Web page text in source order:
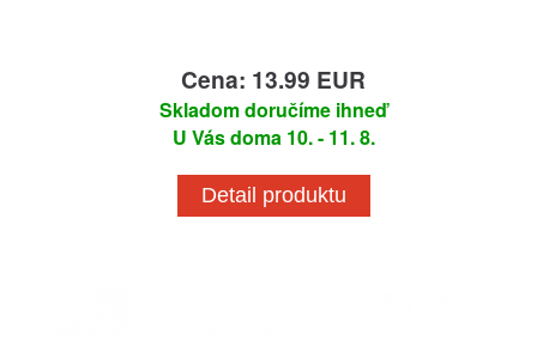
Cena: 13.99 EUR
Skladom doručíme ihneď
U Vás doma 10. - 11. 8.
Detail produktu